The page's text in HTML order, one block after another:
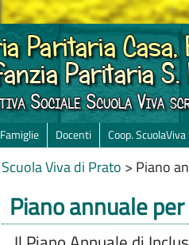
Famiglie Docenti Coop. ScuolaViva
Scuola Viva di Prato > Piano
Piano annuale